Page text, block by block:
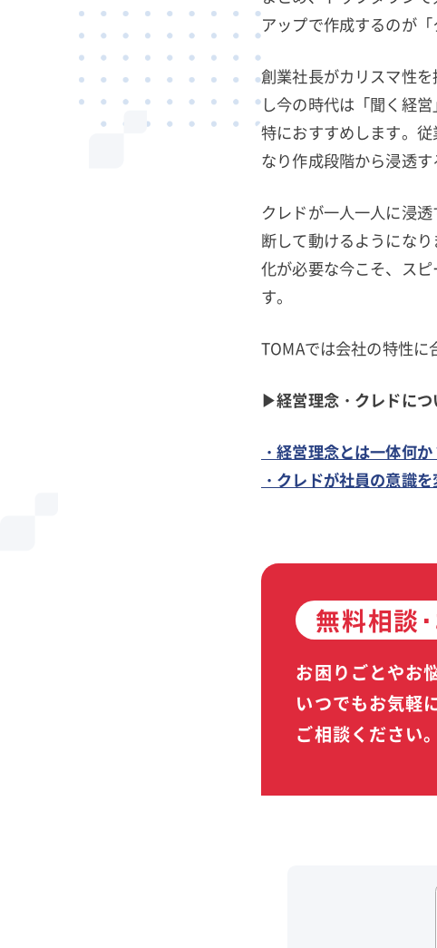
アップで作成するのが「
創業社長がカリスマ性
し今の時代は「聞く経
特におすすめします。
なり作成段階から浸透す
クレドが一人一人に浸
断して動けるようにな
化が必要な今こそ、ス
す。
TOMAでは会社の特性に
▶経営理念・クレドにつ
・経営理念とは一体何
・クレドが社員の意識
無料相談
お困りごとやお
いつでもお気軽
ご相談ください。